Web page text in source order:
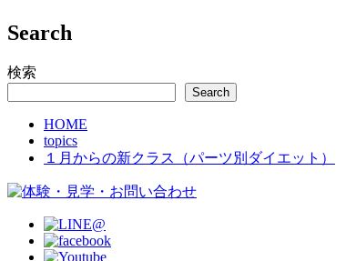
Search
検索
Search
HOME
topics
１月からの新クラス（パーツ別ダイエット）